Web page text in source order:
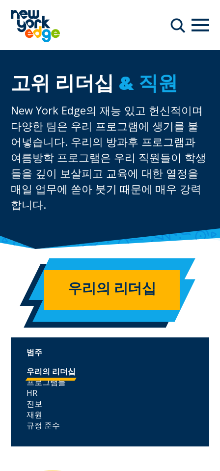
찾다
항해
고위 리더십 & 직원
New York Edge의 재능 있고 헌신적이며
다양한 팀은 우리 프로그램에 생기를 불
어넣습니다. 우리의 방과후 프로그램과
여름방학 프로그램은 우리 직원들이 학생
들을 깊이 보살피고 교육에 대한 열정을
매일 업무에 쏟아 붓기 때문에 매우 강력
합니다.
우리의 리더십
범주
우리의 리더십
프로그램들
HR
진보
재원
규정 준수